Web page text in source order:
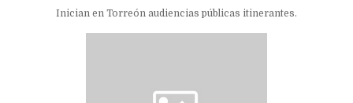
Inician en Torreón audiencias públicas itinerantes.